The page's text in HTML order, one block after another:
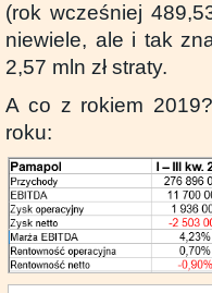
(rok wcześniej
niewiele, ale i tak
2,57 mln zł straty.
A co z rokiem
roku: